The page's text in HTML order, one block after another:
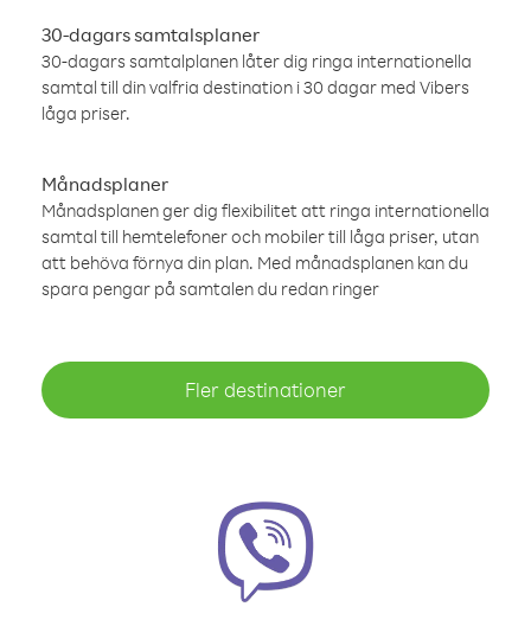
30-dagars samtalsplaner
30-dagars samtalplanen låter dig ringa internationella
samtal till din valfria destination i 30 dagar med Vibers
låga priser.
Månadsplaner
Månadsplanen ger dig flexibilitet att ringa internationella
samtal till hemtelefoner och mobiler till låga priser, utan
att behöva förnya din plan. Med månadsplanen kan du
spara pengar på samtalen du redan ringer
Fler destinationer